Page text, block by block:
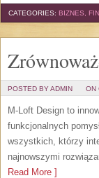
CATEGORIES: BIZNES,
POSTED BY ADMIN ON
M-Loft Design to
funkcjonalnych
wszystkich, którzy
najnowszymi
Read More ]